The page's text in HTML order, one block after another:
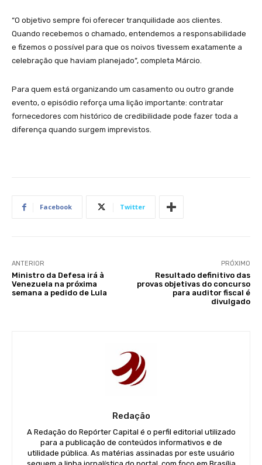
“O objetivo sempre foi oferecer tranquilidade aos clientes.
Quando recebemos o chamado, entendemos a responsabilidade
e fizemos o possível para que os noivos tivessem exatamente a
celebração que haviam planejado”, completa Márcio.
Para quem está organizando um casamento ou outro grande
evento, o episódio reforça uma lição importante: contratar
fornecedores com histórico de credibilidade pode fazer toda a
diferença quando surgem imprevistos.
Facebook Twitter
ANTERIOR
Ministro da Defesa irá à
Venezuela na próxima
semana a pedido de Lula
PRÓXIMO
Resultado definitivo das
provas objetivas do concurso
para auditor fiscal é
divulgado
Redação
A Redação do Repórter Capital é o perfil editorial utilizado
para a publicação de conteúdos informativos e de
utilidade pública. As matérias assinadas por este usuário